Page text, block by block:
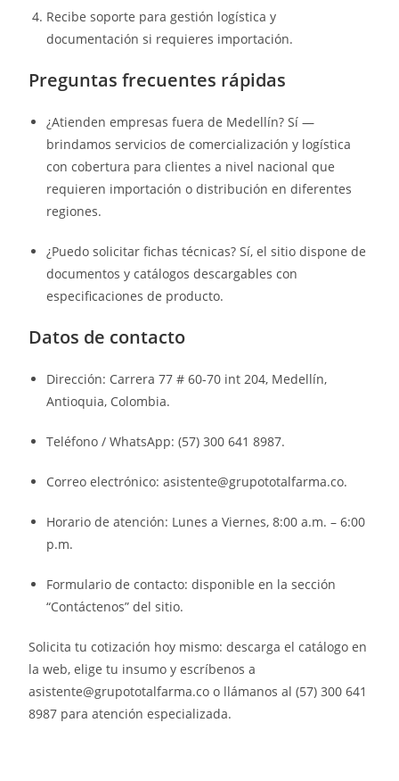
Recibe soporte para gestión logística y
documentación si requieres importación.
Preguntas frecuentes rápidas
¿Atienden empresas fuera de Medellín? Sí —
brindamos servicios de comercialización y logística
con cobertura para clientes a nivel nacional que
requieren importación o distribución en diferentes
regiones.
¿Puedo solicitar fichas técnicas? Sí, el sitio dispone de
documentos y catálogos descargables con
especificaciones de producto.
Datos de contacto
Dirección: Carrera 77 # 60-70 int 204, Medellín,
Antioquia, Colombia.
Teléfono / WhatsApp: (57) 300 641 8987.
Correo electrónico: asistente@grupototalfarma.co.
Horario de atención: Lunes a Viernes, 8:00 a.m. – 6:00
p.m.
Formulario de contacto: disponible en la sección
“Contáctenos” del sitio.
Solicita tu cotización hoy mismo: descarga el catálogo en
la web, elige tu insumo y escríbenos a
asistente@grupototalfarma.co o llámanos al (57) 300 641
8987 para atención especializada.